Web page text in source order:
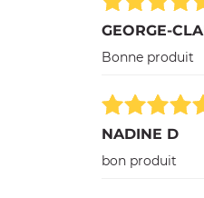
GEORGE-
Bonne produit
NADINE D
bon produit